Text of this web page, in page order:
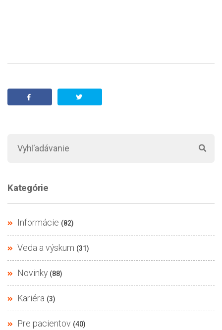
Kategórie
Informácie (82)
Veda a výskum (31)
Novinky (88)
Kariéra (3)
Pre pacientov (40)